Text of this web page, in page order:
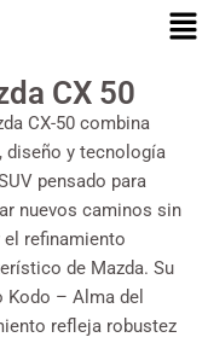
CX 50
CX-50 combina
diseño y tecnología
pensado para
nuevos caminos sin
el refinamiento
de Mazda. Su
Kodo – Alma del
refleja robustez